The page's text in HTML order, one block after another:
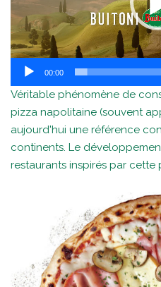
00:00
Véritable phénomène de
pizza napolitaine (souvent
aujourd'hui une référence
continents. Le
restaurants inspirés par cette